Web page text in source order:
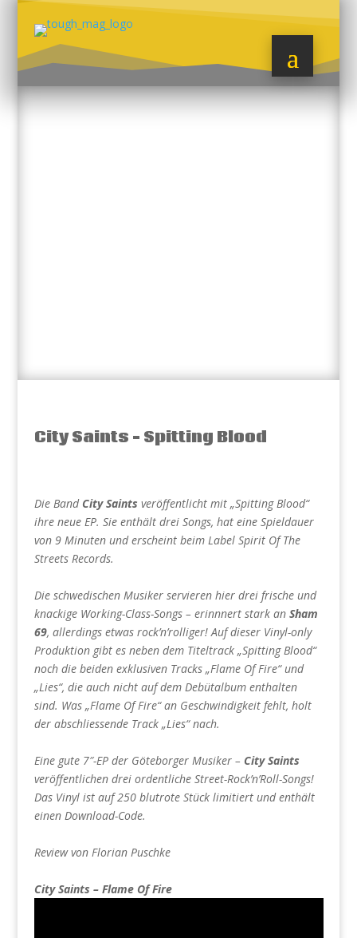
City Saints – Spitting Blood
Die Band City Saints veröffentlicht mit „Spitting Blood“
ihre neue EP. Sie enthält drei Songs, hat eine Spieldauer
von 9 Minuten und erscheint beim Label Spirit Of The
Streets Records.
Die schwedischen Musiker servieren hier drei frische und
knackige Working-Class-Songs – erinnnert stark an Sham
69, allerdings etwas rock’n’rolliger! Auf dieser Vinyl-only
Produktion gibt es neben dem Titeltrack „Spitting Blood“
noch die beiden exklusiven Tracks „Flame Of Fire“ und
„Lies“, die auch nicht auf dem Debütalbum enthalten
sind. Was „Flame Of Fire“ an Geschwindigkeit fehlt, holt
der abschliessende Track „Lies“ nach.
Eine gute 7″-EP der Göteborger Musiker – City Saints
veröffentlichen drei ordentliche Street-Rock’n’Roll-Songs!
Das Vinyl ist auf 250 blutrote Stück limitiert und enthält
einen Download-Code.
Review von Florian Puschke
City Saints – Flame Of Fire